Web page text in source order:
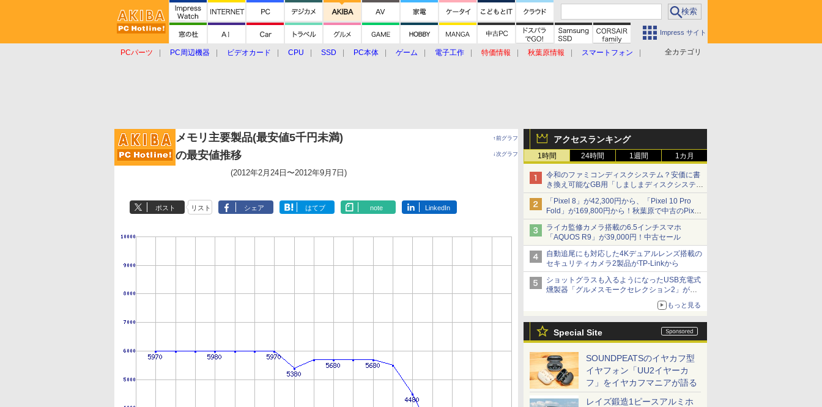
Impress サイト
全カテゴリ
PCパーツ PC周辺機器 ビデオカード CPU SSD PC本体 ゲーム 電子工作 特価情報 秋葉原情報
スマートフォン
アクセスランキング
1時間 24時間 1週間 1カ月
令和のファミコンディスクシステム？安価に書
き換え可能なGB用「しましまディスクシステ
ム」
「Pixel 8」が42,300円から、「Pixel 10 Pro
Fold」が169,800円から！秋葉原で中古のPixel
シリーズがお買い得
ライカ監修カメラ搭載の6.5インチスマホ
「AQUOS R9」が39,000円！中古セール
自動追尾にも対応した4Kデュアルレンズ搭載の
セキュリティカメラ2製品がTP-Linkから
ショットグラスも入るようになったUSB充電式
燻製器「グルメスモークセレクション2」がサ
もっと見る
Special Site
SOUNDPEATSのイヤカフ型
イヤフォン「UU2イヤーカ
フ」をイヤカフマニアが語る
レイズ鍛造1ピースアルミホ
メモリ主要製品(最安値5千円未満)
の最安値推移
↑前グラフ
↓次グラフ
(2012年2月24日〜2012年9月7日)
ポスト リスト シェア はてブ note LinkedIn